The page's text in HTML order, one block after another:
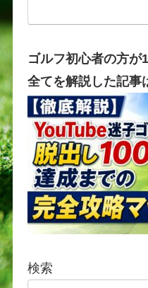
ゴルフ初心者の方が
全てを解説した記事
検索